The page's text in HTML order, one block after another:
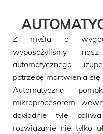
Z myślą o
wyposażyliśmy
automatycznego
potrzebę martwienia się
Automatyczna
mikroprocesorem
dokładnie tyle
rozwiązanie nie tylko